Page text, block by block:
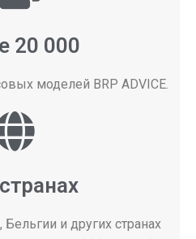
20 000
моделей BRP ADVICE.
и других странах